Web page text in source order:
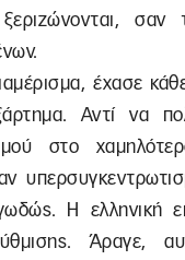
έχασε
Αντί να
στο
Η ελληνική